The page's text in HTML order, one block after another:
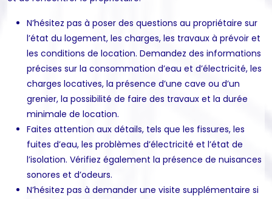
N’hésitez pas à poser des questions au propriétaire sur
l’état du logement, les charges, les travaux à prévoir et
les conditions de location. Demandez des informations
précises sur la consommation d’eau et d’électricité, les
charges locatives, la présence d’une cave ou d’un
grenier, la possibilité de faire des travaux et la durée
minimale de location.
Faites attention aux détails, tels que les fissures, les
fuites d’eau, les problèmes d’électricité et l’état de
l’isolation. Vérifiez également la présence de nuisances
sonores et d’odeurs.
N’hésitez pas à demander une visite supplémentaire si